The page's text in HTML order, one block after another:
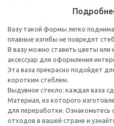
Вазу такой формы легко
плавные изгибы не повредят
В вазу можно ставить цветы или
аксессуар для оформления
Эта ваза прекрасно подойдет
коротким стеблем.
Выдувное стекло: каждая ваза
Материал, из которого
для переработки. Ознакомьтесь
отходов в вашей стране и